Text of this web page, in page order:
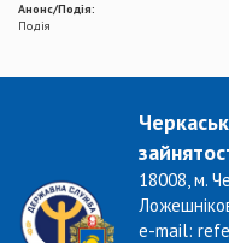
Анонс/Подія:
Подія
18008, м.
e-mail: